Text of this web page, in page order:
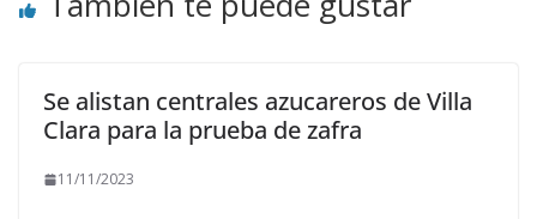
Se alistan centrales azucareros de Villa
Clara para la prueba de zafra
11/11/2023